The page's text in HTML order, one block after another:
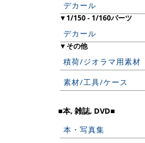
デカール
▼1/150 - 1/160パーツ
デカール
▼その他
積荷/ジオラマ用素材
素材/工具/ケース
■本, 雑誌, DVD■
本・写真集